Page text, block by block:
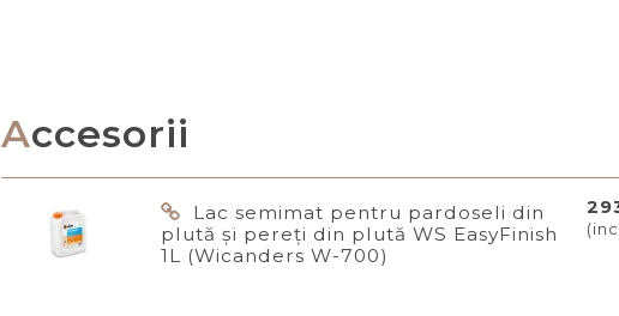
Accesorii
Lac semimat pentru pardoseli din
plută și pereți din plută WS EasyFinish
1L (Wicanders W-700)